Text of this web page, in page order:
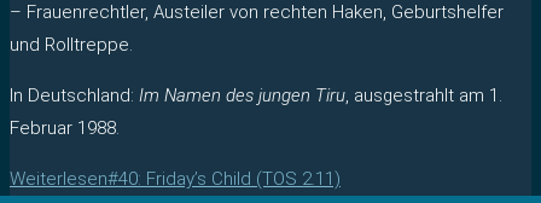
– Frauenrechtler, Austeiler von rechten Haken, Geburtshelfer
und Rolltreppe.
In Deutschland: Im Namen des jungen Tiru, ausgestrahlt am 1.
Februar 1988.
Weiterlesen#40: Friday’s Child (TOS 2.11)